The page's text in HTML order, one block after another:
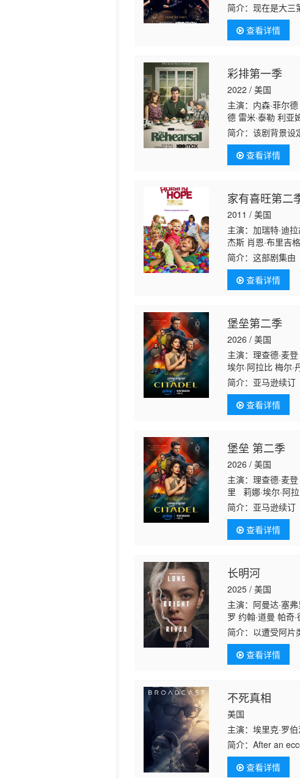
Castellano
Negri Booch O&#0
简介：现在是大三
试中学到了一两件
老敌人，新盟友，
查看详情
彩排第一季
2022 / 美国
主演：内森·菲尔
德 雷米·泰勒 利亚
斯·多诺万 托尼·内
森特·切法卢 索耶
德 珍妮弗·科埃 安
简介：该剧背景设
的生活排练，探讨
员和以及看似无限
查看详情
家有喜旺第二
2011 / 美国
主演：加瑞特·迪
杰斯 肖恩·布里吉
德 瑞安·杜姆 格雷
简介：这部剧集由
Chance与一个女
必须独自抚养这
疼。23岁的Jimmy
查看详情
堡垒第二季
2026 / 美国
主演：理查德·麦
埃尔·阿拉比 梅尔
利 Demelza
简介： 亚马逊续订
查看详情
堡垒 第二季
2026 / 美国
主演：理查德·麦
里 莉娜·埃尔·阿
尔·寇利 Demelza
简介： 亚马逊续订
查看详情
长明河
2025 / 美国
主演：阿曼达·塞
罗 约翰·道曼 帕奇
D. Preston Mark
简介： 以遭受阿片
查看详情
不死真相
美国
主演：埃里克·罗
简介：After an
查看详情